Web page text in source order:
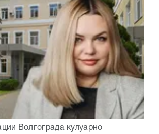
Волгограда кулуарно